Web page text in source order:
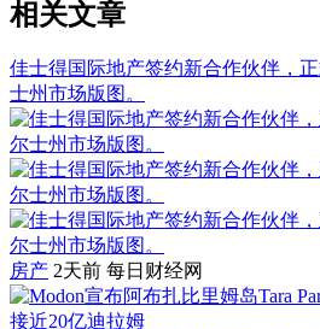
相关文章
佳士得国际地产签约新合作伙伴，
士州市场版图。
房产 2天前 每日财经网